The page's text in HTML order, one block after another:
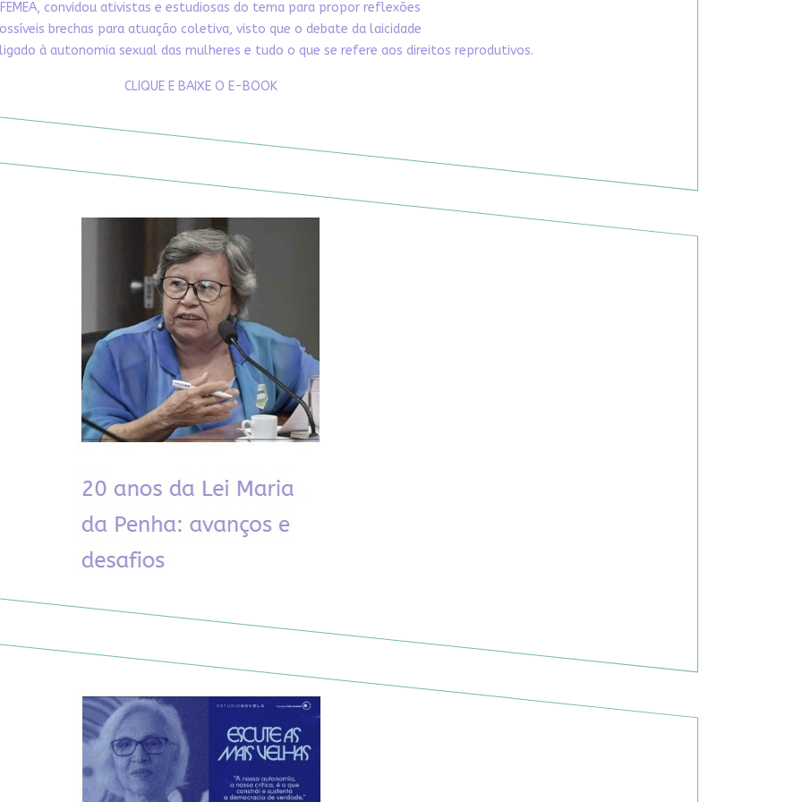
convidou ativistas e estudiosas do tema para propor reflexões
brechas para atuação coletiva, visto que o debate da laicidade
à autonomia sexual das mulheres e tudo o que se refere aos direitos reprodutivos.
CLIQUE E BAIXE O E-BOOK